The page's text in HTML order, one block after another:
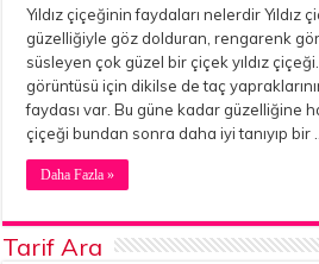
Yıldız çiçeğinin faydaları nelerdir Yıldız
güzelliğiyle göz dolduran, rengarenk
süsleyen çok güzel bir çiçek yıldız çiçeği.
görüntüsü için dikilse de taç
faydası var. Bu güne kadar güzelliğine
çiçeği bundan sonra daha iyi tanıyıp bir
Daha Fazla »
Tarif Ara